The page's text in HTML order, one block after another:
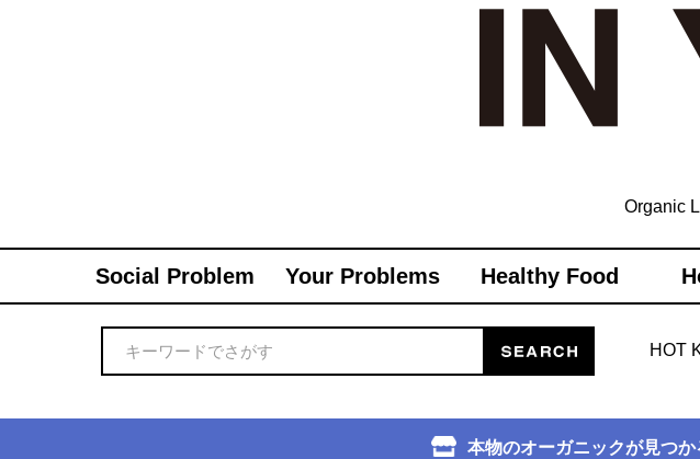
Organic
Social Problem Your Problems Healthy Food
HOT
本物のオーガニックが見つ